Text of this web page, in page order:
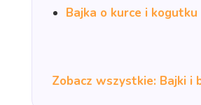
Bajka o kurce i kogutku
Zobacz wszystkie: Bajki i